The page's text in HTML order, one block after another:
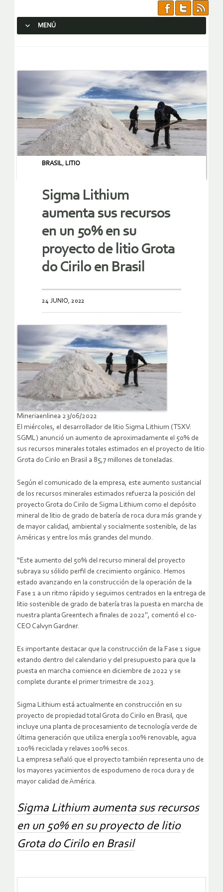
MENÚ
BRASIL, LITIO
Sigma Lithium
aumenta sus recursos
en un 50% en su
proyecto de litio Grota
do Cirilo en Brasil
24 JUNIO, 2022
Mineriaenlinea 23/06/2022
El miércoles, el desarrollador de litio Sigma Lithium (TSXV:
SGML) anunció un aumento de aproximadamente el 50% de
sus recursos minerales totales estimados en el proyecto de litio
Grota do Cirilo en Brasil a 85,7 millones de toneladas.
Según el comunicado de la empresa, este aumento sustancial
de los recursos minerales estimados refuerza la posición del
proyecto Grota do Cirilo de Sigma Lithium como el depósito
mineral de litio de grado de batería de roca dura más grande y
de mayor calidad, ambiental y socialmente sostenible, de las
Américas y entre los más grandes del mundo.
“Este aumento del 50% del recurso mineral del proyecto
subraya su sólido perfil de crecimiento orgánico. Hemos
estado avanzando en la construcción de la operación de la
Fase 1 a un ritmo rápido y seguimos centrados en la entrega de
litio sostenible de grado de batería tras la puesta en marcha de
nuestra planta Greentech a finales de 2022″, comentó el co-
CEO Calvyn Gardner.
Es importante destacar que la construcción de la Fase 1 sigue
estando dentro del calendario y del presupuesto para que la
puesta en marcha comience en diciembre de 2022 y se
complete durante el primer trimestre de 2023.
Sigma Lithium está actualmente en construcción en su
proyecto de propiedad total Grota do Cirilo en Brasil, que
incluye una planta de procesamiento de tecnología verde de
última generación que utiliza energía 100% renovable, agua
100% reciclada y relaves 100% secos.
La empresa señaló que el proyecto también representa uno de
los mayores yacimientos de espodumeno de roca dura y de
mayor calidad de América.
Sigma Lithium aumenta sus recursos
en un 50% en su proyecto de litio
Grota do Cirilo en Brasil